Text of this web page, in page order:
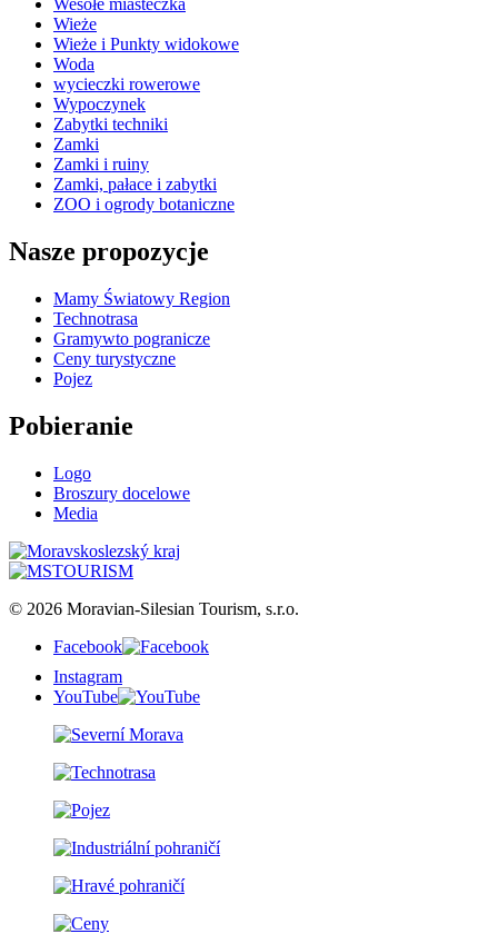
Wieże
Wieże i Punkty widokowe
Woda
wycieczki rowerowe
Wypoczynek
Zabytki techniki
Zamki
Zamki i ruiny
Zamki, pałace i zabytki
ZOO i ogrody botaniczne
Nasze propozycje
Mamy Światowy Region
Technotrasa
Gramywto pogranicze
Ceny turystyczne
Pojez
Pobieranie
Logo
Broszury docelowe
Media
© 2026 Moravian-Silesian Tourism, s.r.o.
Facebook
Instagram
YouTube